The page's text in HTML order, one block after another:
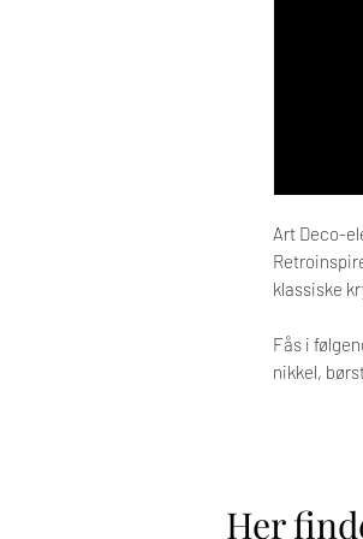
Art Deco-
klassiske
Fås i
nikkel,
Her